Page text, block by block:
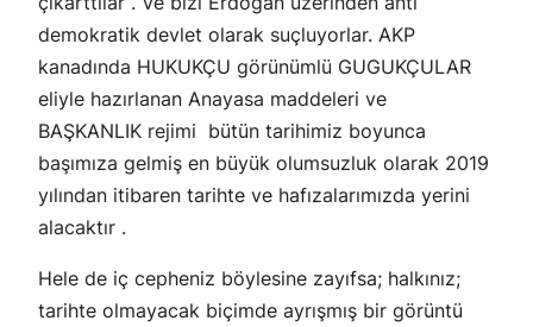
demokratik devlet olarak suçluyorlar. AKP
kanadında HUKUKÇU görünümlü GUGUKÇULAR
eliyle hazırlanan Anayasa maddeleri ve
BAŞKANLIK rejimi bütün tarihimiz boyunca
başımıza gelmiş en büyük olumsuzluk olarak 2019
yılından itibaren tarihte ve hafızalarımızda yerini
alacaktır .
Hele de iç cepheniz böylesine zayıfsa; halkınız;
tarihte olmayacak biçimde ayrışmış bir görüntü